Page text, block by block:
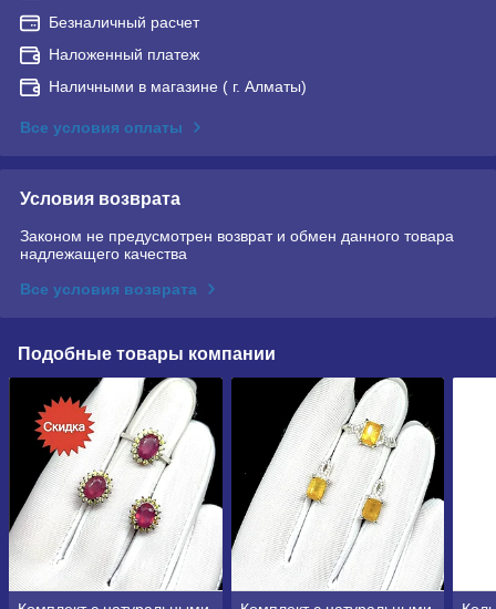
Безналичный расчет
Наложенный платеж
Наличными в магазине ( г. Алматы)
Все условия оплаты
Условия возврата
Законом не предусмотрен возврат и обмен данного товара
надлежащего качества
Все условия возврата
Подобные товары компании